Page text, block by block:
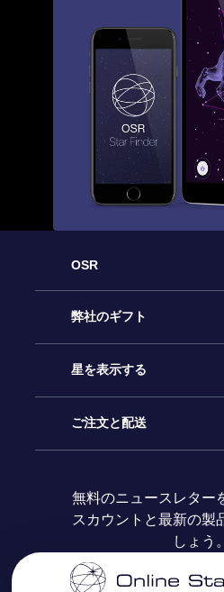
OSR
カスタマーサービス
お問い合わせ
ブログ
レビュー
弊社のギフト
Online Starギフト
OSRギフトパック
OSR ギフトカード
法人ギフト
星を表示する
星の登録
カスタマイズされたStar
One Million Stars
ご注文と配送
お支払いに関する情報
配送に関する情報
無料のニュースレター
スカウントと最新の製
しょう。